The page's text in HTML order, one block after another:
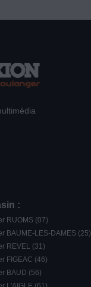
:
RUOMS (07)
BAUME-LES-DAMES (25)
REVEL (31)
FIGEAC (46)
BAUD (56)